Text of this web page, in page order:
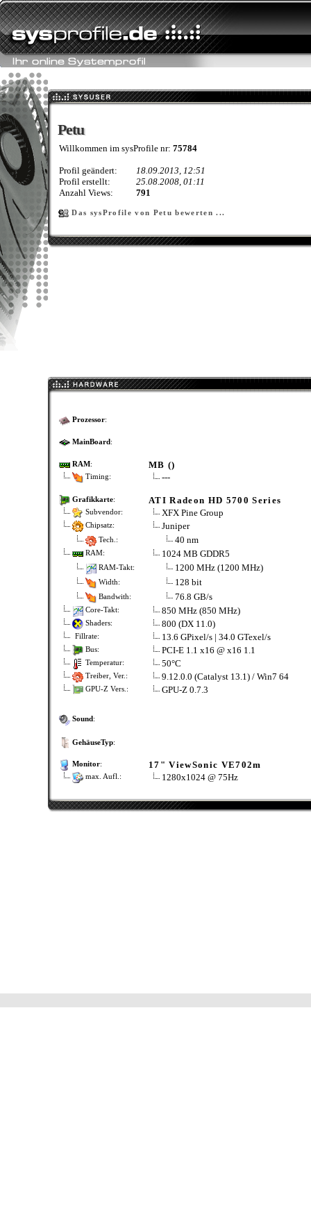
Petu
Petu
Willkommen im sysProfile nr: 75784
Profil geändert:
18.09.2013, 12:51
Profil erstellt:
25.08.2008, 01:11
Anzahl Views:
791
Das sysProfile von Petu bewerten ...
Prozessor:
MainBoard:
RAM: MB ()
Timing: ---
Grafikkarte: ATI Radeon HD 5700 Series
Subvendor: XFX Pine Group
Chipsatz: Juniper
Tech.: 40 nm
RAM: 1024 MB GDDR5
RAM-Takt: 1200 MHz (1200 MHz)
Width: 128 bit
Bandwith: 76.8 GB/s
Core-Takt: 850 MHz (850 MHz)
Shaders: 800 (DX 11.0)
Fillrate: 13.6 GPixel/s | 34.0 GTexel/s
Bus: PCI-E 1.1 x16 @ x16 1.1
Temperatur: 50°C
Treiber, Ver.: 9.12.0.0 (Catalyst 13.1) / Win7 64
GPU-Z Vers.: GPU-Z 0.7.3
Sound:
GehäuseTyp:
Monitor: 17" ViewSonic VE702m
max. Aufl.: 1280x1024 @ 75Hz